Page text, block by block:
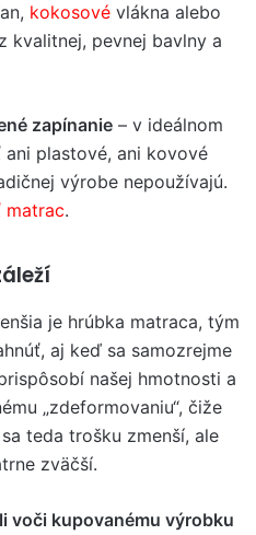
kokosové vlákna alebo
kvalitnej, pevnej bavlny a
zapínanie – v ideálnom
plastové, ani kovové
výrobe nepoužívajú.
.
je hrúbka matraca, tým
aj keď sa samozrejme
našej hmotnosti a
„zdeformovaniu“, čiže
teda trošku zmenší, ale
zväčší.
voči kupovanému výrobku